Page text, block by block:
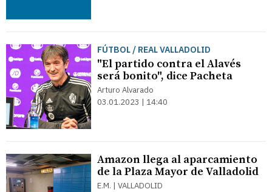
FÚTBOL / REAL VALLADOLID
"El partido contra el Alavés
será bonito", dice Pacheta
Arturo Alvarado
03.01.2023 | 14:40
Amazon llega al aparcamiento
de la Plaza Mayor de Valladolid
E.M. | VALLADOLID